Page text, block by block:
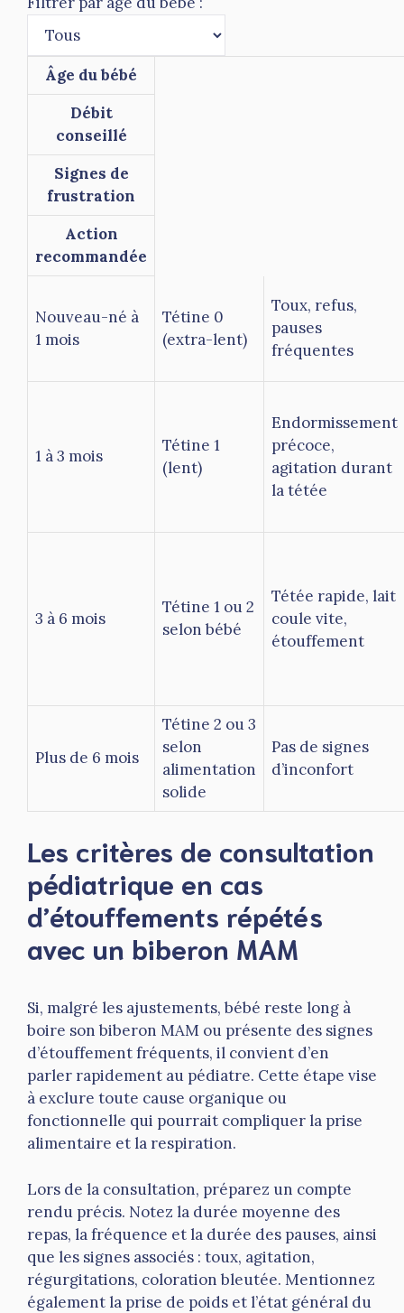
Âge du bébé
Débit
conseillé
Signes de
frustration
Action
recommandée
Nouveau-né à
1 mois
Tétine 0
(extra-lent)
Toux, refus,
pauses
fréquentes
1 à 3 mois
Tétine 1
(lent)
Endormissement
précoce,
agitation durant
la tétée
3 à 6 mois
Tétine 1 ou 2
selon bébé
Tétée rapide, lait
coule vite,
étouffement
Plus de 6 mois
Tétine 2 ou 3
selon
alimentation
solide
Pas de signes
d’inconfort
Les critères de consultation
pédiatrique en cas
d’étouffements répétés
avec un biberon MAM
Si, malgré les ajustements, bébé reste long à
boire son biberon MAM ou présente des signes
d’étouffement fréquents, il convient d’en
parler rapidement au pédiatre. Cette étape vise
à exclure toute cause organique ou
fonctionnelle qui pourrait compliquer la prise
alimentaire et la respiration.
Lors de la consultation, préparez un compte
rendu précis. Notez la durée moyenne des
repas, la fréquence et la durée des pauses, ainsi
que les signes associés : toux, agitation,
régurgitations, coloration bleutée. Mentionnez
également la prise de poids et l’état général du